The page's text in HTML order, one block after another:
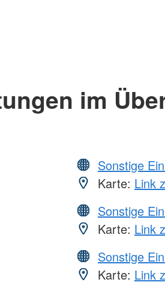
im
Sonstige
Karte: Link
Sonstige
Karte: Link
Sonstige
Karte: Link